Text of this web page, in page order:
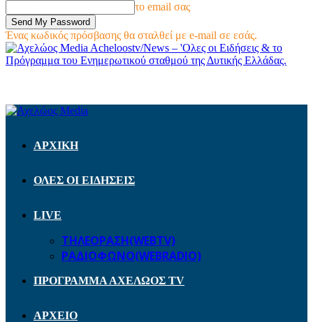
το email σας
Ένας κωδικός πρόσβασης θα σταλθεί με e-mail σε εσάς.
Acheloostv/News – 'Ολες οι Ειδήσεις & το
Πρόγραμμα του Ενημερωτικού σταθμού της Δυτικής Ελλάδας.
ΑΡΧΙΚΗ
ΟΛΕΣ ΟΙ ΕΙΔΗΣΕΙΣ
LIVE
ΤΗΛΕΟΡΑΣΗ(WEBTV)
ΡΑΔΙΟΦΩΝΟ(WEBRADIO)
ΠΡΟΓΡΑΜΜΑ ΑΧΕΛΩΟΣ TV
ΑΡΧΕΙΟ